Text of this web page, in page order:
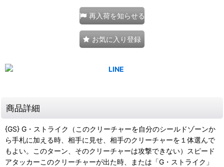
再入荷を知らせる
お気に入り登録
商品詳細
{GS} G・ストライク（このクリーチャーを自分のシールドゾーンか
ら手札に加える時、相手に見せ、相手のクリーチャーを１体選んで
もよい。このターン、そのクリーチャーは攻撃できない）スピード
アタッカーこのクリーチャーが出た時、または「G・ストライク」